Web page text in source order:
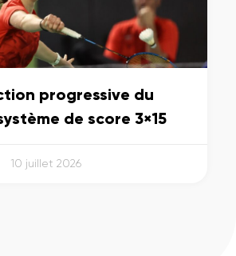
progressive du
de score 3×15
10 juillet 2026